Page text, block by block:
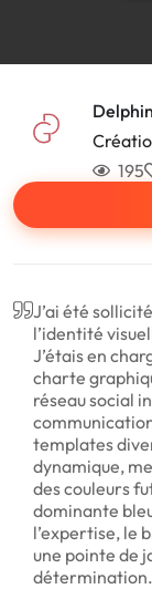
195
J’ai été
l’identité
J’étais en
charte
réseau social
templates
dynamique,
des couleurs
dominante
l’expertise, le
une pointe de
détermination.